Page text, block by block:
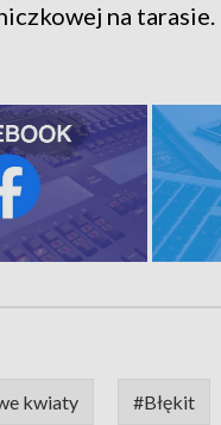
na tarasie.
kwiaty #Błękit